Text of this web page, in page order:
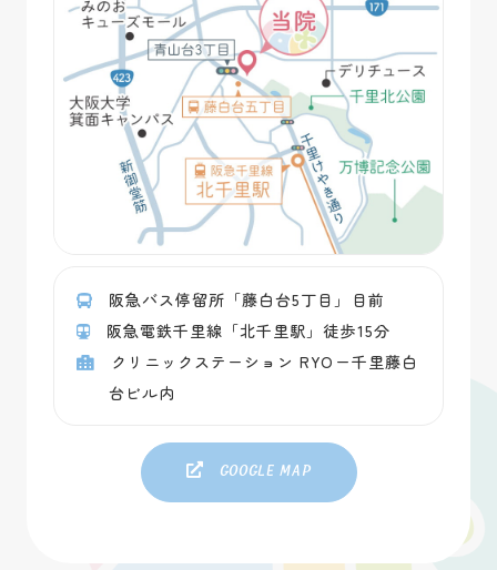
阪急バス停留所「藤白台5丁目」目前
阪急電鉄千里線「北千里駅」徒歩15分
クリニックステーション RYOー千里藤白
台ビル内
Google map